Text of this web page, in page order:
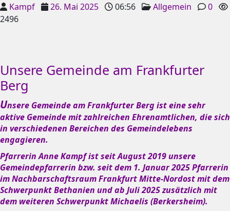
Kampf 26. Mai 2025 06:56 Allgemein
0
2496
Unsere Gemeinde am Frankfurter
Berg
Unsere Gemeinde am Frankfurter Berg ist eine sehr
aktive Gemeinde mit zahlreichen Ehrenamtlichen, die sich
in verschiedenen Bereichen des Gemeindelebens
engagieren.
Pfarrerin Anne Kampf ist seit August 2019 unsere
Gemeindepfarrerin bzw. seit dem 1. Januar 2025 Pfarrerin
im Nachbarschaftsraum Frankfurt Mitte-Nordost mit dem
Schwerpunkt Bethanien und ab Juli 2025 zusätzlich mit
dem weiteren Schwerpunkt Michaelis (Berkersheim).